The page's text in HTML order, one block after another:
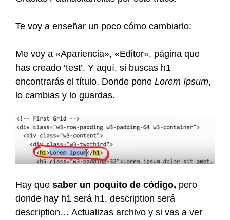
Te voy a enseñar un poco cómo cambiarlo:
Me voy a «Apariencia», «Editor», página que
has creado ‘test’. Y aquí, si buscas h1
encontrarás el título. Donde pone Lorem Ipsum,
lo cambias y lo guardas.
Hay que saber un poquito de código, pero
donde hay h1 será h1, description será
description… Actualizas archivo y si vas a ver